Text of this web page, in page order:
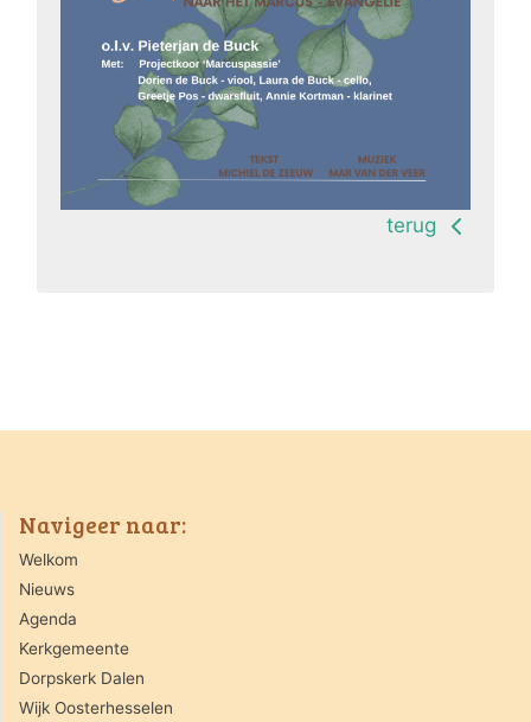
terug
Navigeer naar:
Welkom
Nieuws
Agenda
Kerkgemeente
Dorpskerk Dalen
Wijk Oosterhesselen